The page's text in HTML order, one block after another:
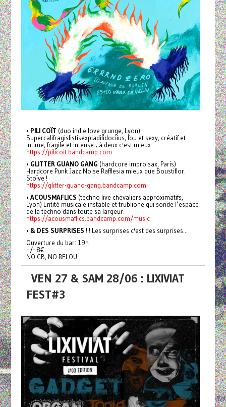
• PILI COÏT (duo indie love grunge, Lyon)
Supercalifragislistisexpiadilidociius, fou et sexy, créatif et
intime, fragile et intense ; à deux c'est mieux....
https://pilicoit.bandcamp.com
• GLITTER GUANO GANG (hardcore impro sax, Paris)
Hardcore Punk Jazz Noise Rafflesia mieux que Boustiflor.
Stoïve !
https://glitter-guano-gang.bandcamp.com
• ACOUSMAFLICS (techno live chevaliers approximatifs,
Lyon) Entité musicale instable et trublione qui sonde l’espace
de la techno dans toute sa largeur.
https://acousmaflics.bandcamp.com/music
• & DES SURPRISES !!! Les surprises c'est des surprises...
Ouverture du bar: 19h
+/- 8€
NO CB, NO RELOU
VEN 27 & SAM 28/06 : LIXIVIAT
FEST#3